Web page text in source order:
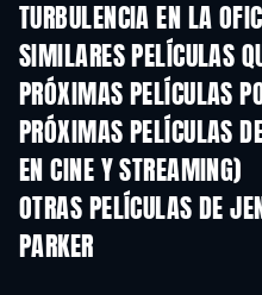
TURBULENCIA EN LA
SIMILARES PELÍCULAS
PRÓXIMAS PELÍCULAS
PRÓXIMAS PELÍCULAS
EN CINE Y STREAMING)
OTRAS PELÍCULAS DE
PARKER